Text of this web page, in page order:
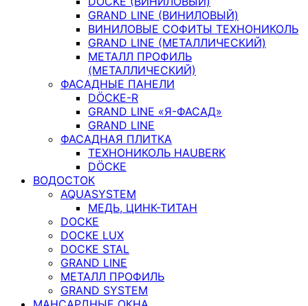
GRAND LINE (ВИНИЛОВЫЙ)
ВИНИЛОВЫЕ СОФИТЫ ТЕХНОНИКОЛЬ
GRAND LINE (МЕТАЛЛИЧЕСКИЙ)
МЕТАЛЛ ПРОФИЛЬ
(МЕТАЛЛИЧЕСКИЙ)
ФАСАДНЫЕ ПАНЕЛИ
DÖCKE-R
GRAND LINE «Я-ФАСАД»
GRAND LINE
ФАСАДНАЯ ПЛИТКА
ТЕХНОНИКОЛЬ HAUBERK
DÖCKE
ВОДОСТОК
AQUASYSTEM
МЕДЬ, ЦИНК-ТИТАН
DOCKE
DOCKE LUX
DOCKE STAL
GRAND LINE
МЕТАЛЛ ПРОФИЛЬ
GRAND SYSTEM